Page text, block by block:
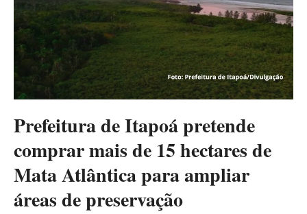
Prefeitura de Itapoá pretende
comprar mais de 15 hectares de
Mata Atlântica para ampliar
áreas de preservação